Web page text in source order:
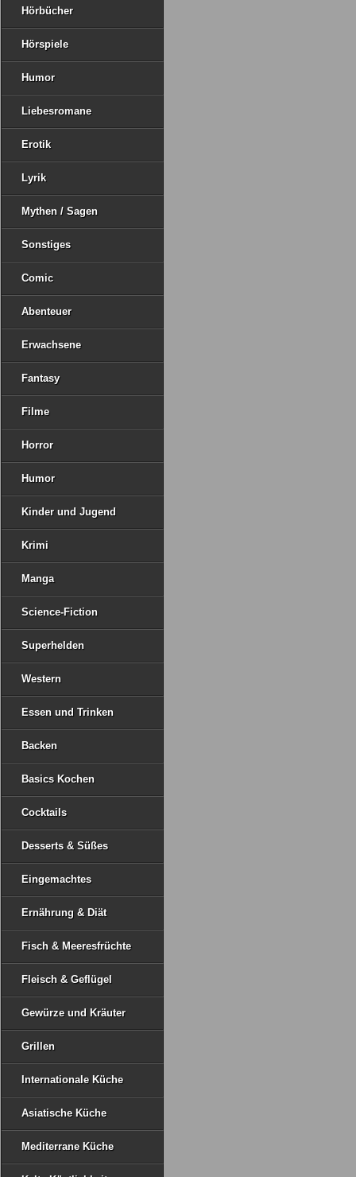
Hörbücher
Hörspiele
Humor
Liebesromane
Erotik
Lyrik
Mythen / Sagen
Sonstiges
Comic
Abenteuer
Erwachsene
Fantasy
Filme
Horror
Humor
Kinder und Jugend
Krimi
Manga
Science-Fiction
Superhelden
Western
Essen und Trinken
Backen
Basics Kochen
Cocktails
Desserts & Süßes
Eingemachtes
Ernährung & Diät
Fisch & Meeresfrüchte
Fleisch & Geflügel
Gewürze und Kräuter
Grillen
Internationale Küche
Asiatische Küche
Mediterrane Küche